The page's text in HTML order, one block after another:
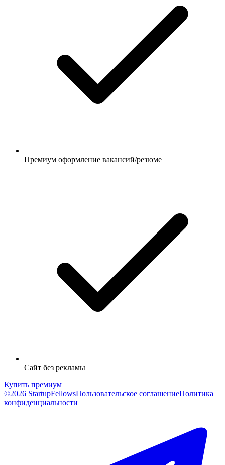
Премиум оформление вакансий/резюме
Сайт без рекламы
Купить премиум
©2026 StartupFellowsПользовательское соглашениеПолитика
конфиденциальности